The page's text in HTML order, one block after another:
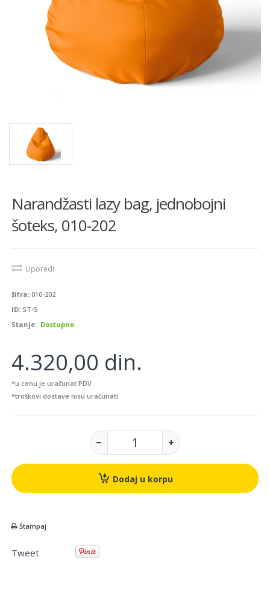
Narandžasti lazy bag, jednobojni
šoteks, 010-202
Uporedi
šifra: 010-202
ID: ST-5
Stanje: Dostupno
4.320,00 din.
*u cenu je uračunat PDV
*troškovi dostave nisu uračunati
Dodaj u korpu
Štampaj
Tweet